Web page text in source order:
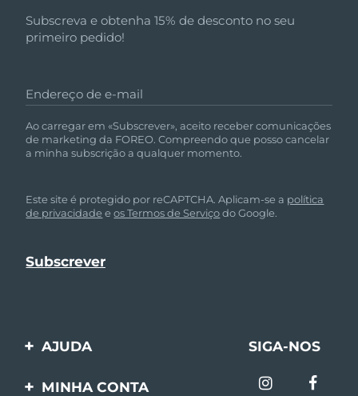
Subscreva e obtenha 15% de desconto no seu
primeiro pedido!
Endereço de e-mail
Ao carregar em «Subscrever», aceito receber comunicações
de marketing da FOREO. Compreendo que posso cancelar
a minha subscrição a qualquer momento.
Este site é protegido por reCAPTCHA. Aplicam-se a política
de privacidade eos Termos de Serviçodo Google.
AJUDA
Entre em contato
SIGA-NOS
MINHA CONTA